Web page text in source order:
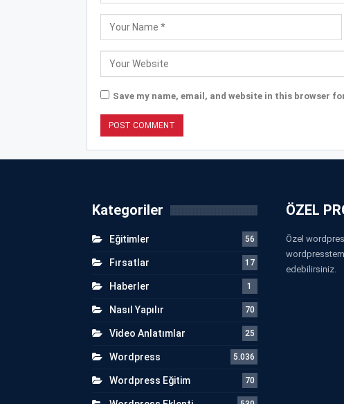
Save my name, email, and website in this browser
Kategoriler
Eğitimler 56
Fırsatlar 17
Haberler 1
Nasıl Yapılır 70
Video Anlatımlar 25
Wordpress 5.036
Wordpress Eğitim 70
ÖZEL
Özel
edebilirsiniz.